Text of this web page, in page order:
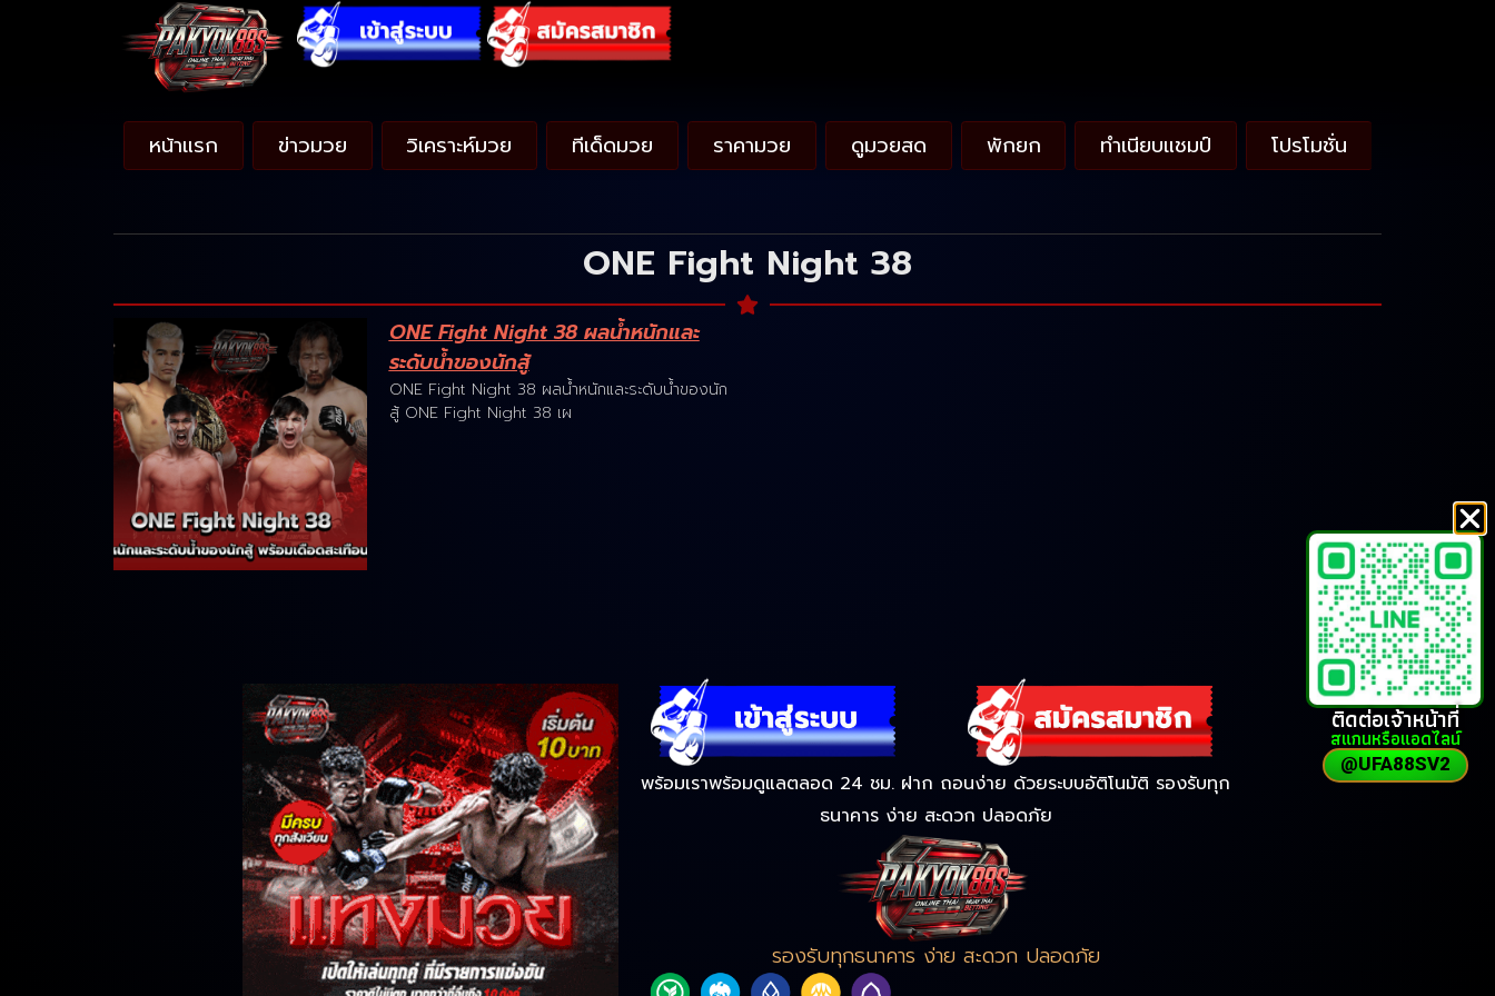
หน้าแรก ข่าวมวย วิเคราะห์มวย ทีเด็ดมวย ราคามวย ดูมวยสด พักยก ทำเนียบแชมป์ โปรโมชั่น
ONE Fight Night 38
ONE Fight Night 38 ผลน้ำหนักและ
ระดับน้ำของนักสู้
ONE Fight Night 38 ผลน้ำหนักและระดับน้ำของนัก
สู้ ONE Fight Night 38 เผ
พร้อมเราพร้อมดูแลตลอด 24 ชม. ฝาก ถอนง่าย ด้วยระบบอัติโนมัติ รองรับทุก
ธนาคาร ง่าย สะดวก ปลอดภัย
รองรับทุกธนาคาร ง่าย สะดวก ปลอดภัย
ติดต่อเจ้าหน้าที่
สแกนหรือแอดไลน์
@UFA88SV2